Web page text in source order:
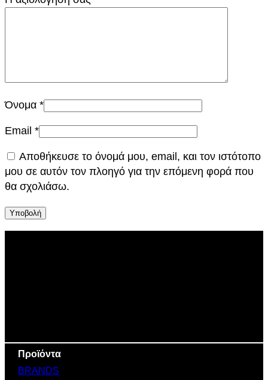
Όνομα *
Email *
Αποθήκευσε το όνομά μου, email, και τον ιστότοπο
μου σε αυτόν τον πλοηγό για την επόμενη φορά που
θα σχολιάσω.
Προϊόντα
BRANDS